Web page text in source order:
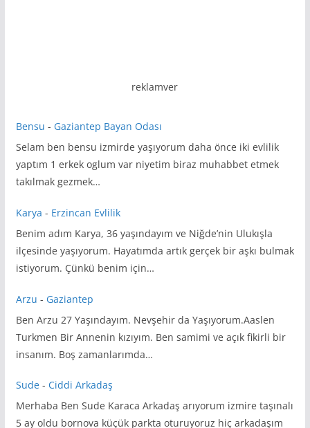
reklamver
Bensu - Gaziantep Bayan Odası
Selam ben bensu izmirde yaşıyorum daha önce iki evlilik
yaptım 1 erkek oglum var niyetim biraz muhabbet etmek
takılmak gezmek…
Karya - Erzincan Evlilik
Benim adım Karya, 36 yaşındayım ve Niğde’nin Ulukışla
ilçesinde yaşıyorum. Hayatımda artık gerçek bir aşkı bulmak
istiyorum. Çünkü benim için…
Arzu - Gaziantep
Ben Arzu 27 Yaşındayım. Nevşehir da Yaşıyorum.Aaslen
Turkmen Bir Annenin kızıyım. Ben samimi ve açık fikirli bir
insanım. Boş zamanlarımda…
Sude- Ciddi Arkadaş
Merhaba Ben Sude Karaca Arkadaş arıyorum izmire taşınalı
5 ay oldu bornova küçük parkta oturuyoruz hiç arkadaşım